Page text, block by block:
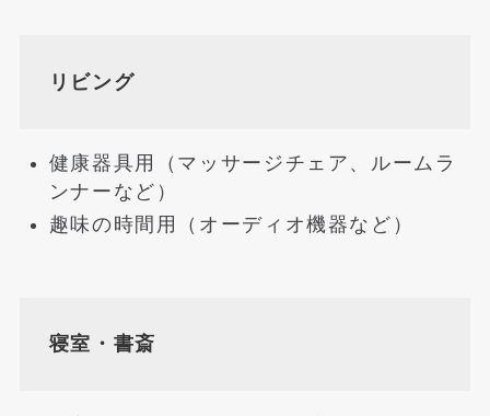
リビング
健康器具用（マッサージチェア、ルームラ
ンナーなど）
趣味の時間用（オーディオ機器など）
寝室・書斎